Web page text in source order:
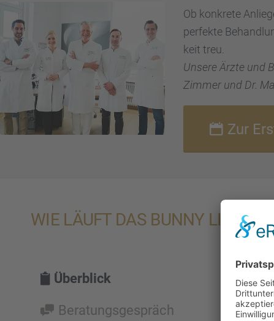
Ob konkrete
perfekte
keit treu.
Unsere Ärzte und
Zimmer und Dr.
Zur
WIE LÄUFT DAS BUNNY LINES
Überblick
Beratungs­ge­spräch